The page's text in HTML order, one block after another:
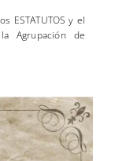
ESTATUTOS y el
la Agrupación de